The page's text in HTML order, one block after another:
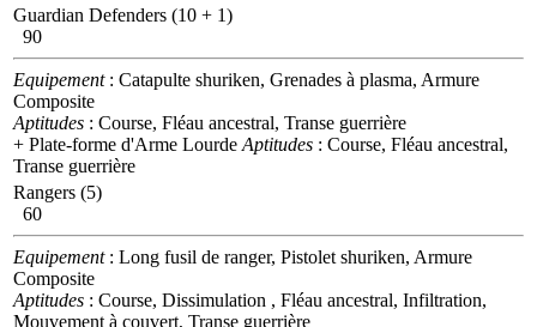
Guardian Defenders (10 + 1)
90
Equipement: Catapulte shuriken, Grenades à plasma, Armure
Composite
Aptitudes : Course, Fléau ancestral, Transe guerrière
+ Plate-forme d'Arme Lourde Aptitudes : Course, Fléau ancestral,
Transe guerrière
Rangers (5)
60
Equipement: Long fusil de ranger, Pistolet shuriken, Armure
Composite
Aptitudes : Course, Dissimulation , Fléau ancestral, Infiltration,
Mouvement à couvert, Transe guerrière